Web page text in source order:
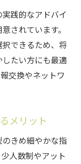
解決力の磨き
占い練習法
践的なアドバイ
されています。
できるため、将
たい方にも最適
交換やネットワ
メリット
きめ細やかな指
人数制やアット